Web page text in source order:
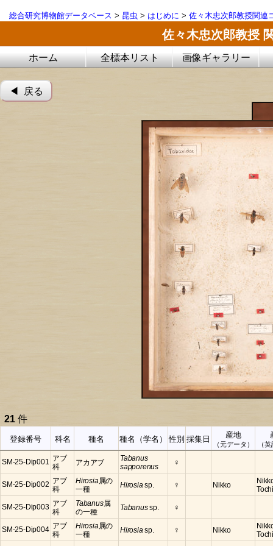
総合研究博物館データベース > 昆虫 > はじめに > 佐々木忠次郎教授関連
佐々木忠次郎教授
ホーム 全標本リスト 画像ギャラリー
◀︎ 戻る
21 件
登録番号 科名 種名 種名（学名） 性別 採集日 産地
（元データ） （
SM-25-Dip001
アブ
科
アカアブ
Tabanus
sapporenus
♀
SM-25-Dip002 アブ
科
Hirosia 属の
一種
Hirosiasp. ♀ Nikko
SM-25-Dip003 アブ
科
Tabanus属
の一種
Tabanussp. ♀
SM-25-Dip004 アブ
科
Hirosia 属の
一種
Hirosia sp. ♀ Nikko